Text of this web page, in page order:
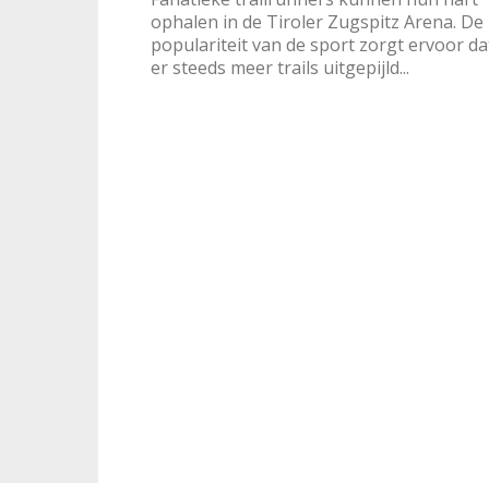
ophalen in de Tiroler Zugspitz Arena. De
populariteit van de sport zorgt ervoor
er steeds meer trails uitgepijld...